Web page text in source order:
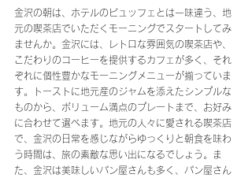
金沢の朝は、ホテルのビュッフェとは一味違う、地
元の喫茶店でいただくモーニングでスタートしてみ
ませんか。金沢には、レトロな雰囲気の喫茶店や、
こだわりのコーヒーを提供するカフェが多く、それ
ぞれに個性豊かなモーニングメニューが揃っていま
す。トーストに地元産のジャムを添えたシンプルな
ものから、ボリューム満点のプレートまで、お好み
に合わせて選べます。地元の人々に愛される喫茶店
で、金沢の日常を感じながらゆっくりと朝食を味わ
う時間は、旅の素敵な思い出になるでしょう。ま
た、金沢は美味しいパン屋さんも多く、パン屋さん